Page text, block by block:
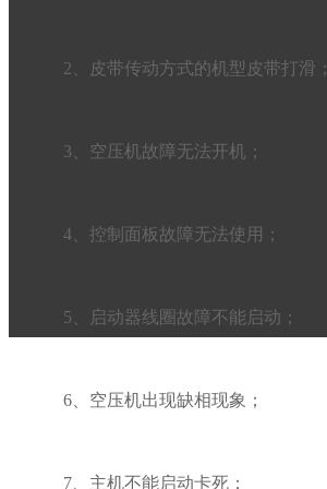
2、皮带传动方式的机型皮带打滑；
3、空压机故障无法开机；
4、控制面板故障无法使用；
5、启动器线圈故障不能启动；
6、空压机出现缺相现象；
7、主机不能启动卡死；